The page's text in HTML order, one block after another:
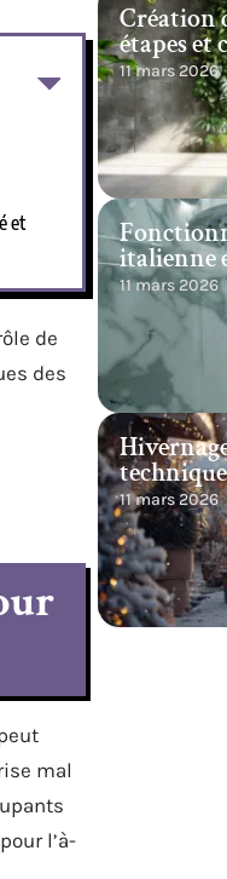
et
de
des
mal
l’à-
Création
étapes et
11 mars 2026
italienne
11 mars 2026
11 mars 2026